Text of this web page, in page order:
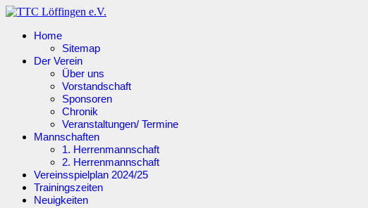
Home
Sitemap
Der Verein
Über uns
Vorstandschaft
Sponsoren
Chronik
Veranstaltungen/ Termine
Mannschaften
1. Herrenmannschaft
2. Herrenmannschaft
Vereinsspielplan 2024/25
Trainingszeiten
Neuigkeiten